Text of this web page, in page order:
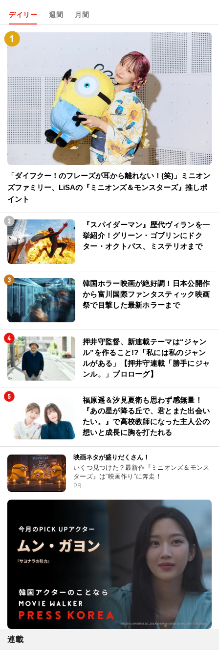
デイリー 週間 月間
「ダイフクー！のフレーズが耳から離れない！(笑)」ミニオン
ズファミリー、LiSAの『ミニオンズ＆モンスターズ』推しポ
イント
『スパイダーマン』歴代ヴィランを一
挙紹介！グリーン・ゴブリンにドク
ター・オクトパス、ミステリオまで
韓国ホラー映画が絶好調！日本公開作
から富川国際ファンタスティック映画
祭で目撃した最新ホラーまで
押井守監督、新連載テーマは“ジャン
ル”を作ること!?「私には私のジャン
ルがある」【押井守連載「勝手にジャ
ンル。」プロローグ】
福原遥＆汐見夏衛も思わず感無量！
『あの星が降る丘で、君とまた出会い
たい。』で高校教師になった主人公の
想いと成長に胸を打たれる
映画ネタが盛りだくさん！
いくつ見つけた？最新作『ミニオンズ＆モンス
ターズ』は“映画作り”に奔走！
PR
連載